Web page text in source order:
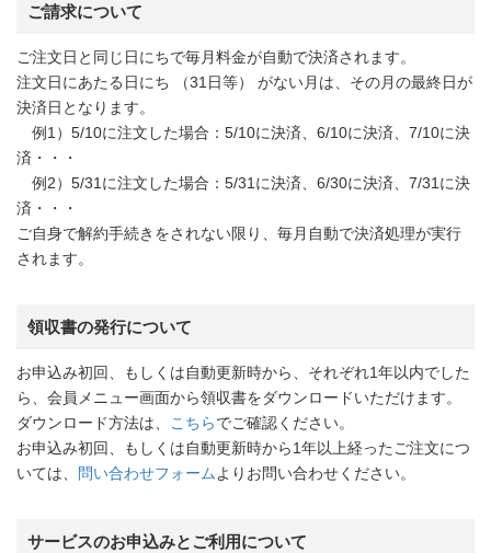
ご請求について
ご注文日と同じ日にちで毎月料金が自動で決済されます。
注文日にあたる日にち （31日等） がない月は、その月の最終日が
決済日となります。
例1）5/10に注文した場合：5/10に決済、6/10に決済、7/10に決
済・・・
例2）5/31に注文した場合：5/31に決済、6/30に決済、7/31に決
済・・・
ご自身で解約手続きをされない限り、毎月自動で決済処理が実行
されます。
領収書の発行について
お申込み初回、もしくは自動更新時から、それぞれ1年以内でした
ら、会員メニュー画面から領収書をダウンロードいただけます。
ダウンロード方法は、
こちらでご確認ください。
お申込み初回、もしくは自動更新時から1年以上経ったご注文につ
いては、
問い合わせフォーム よりお問い合わせください。
サービスのお申込みとご利用について